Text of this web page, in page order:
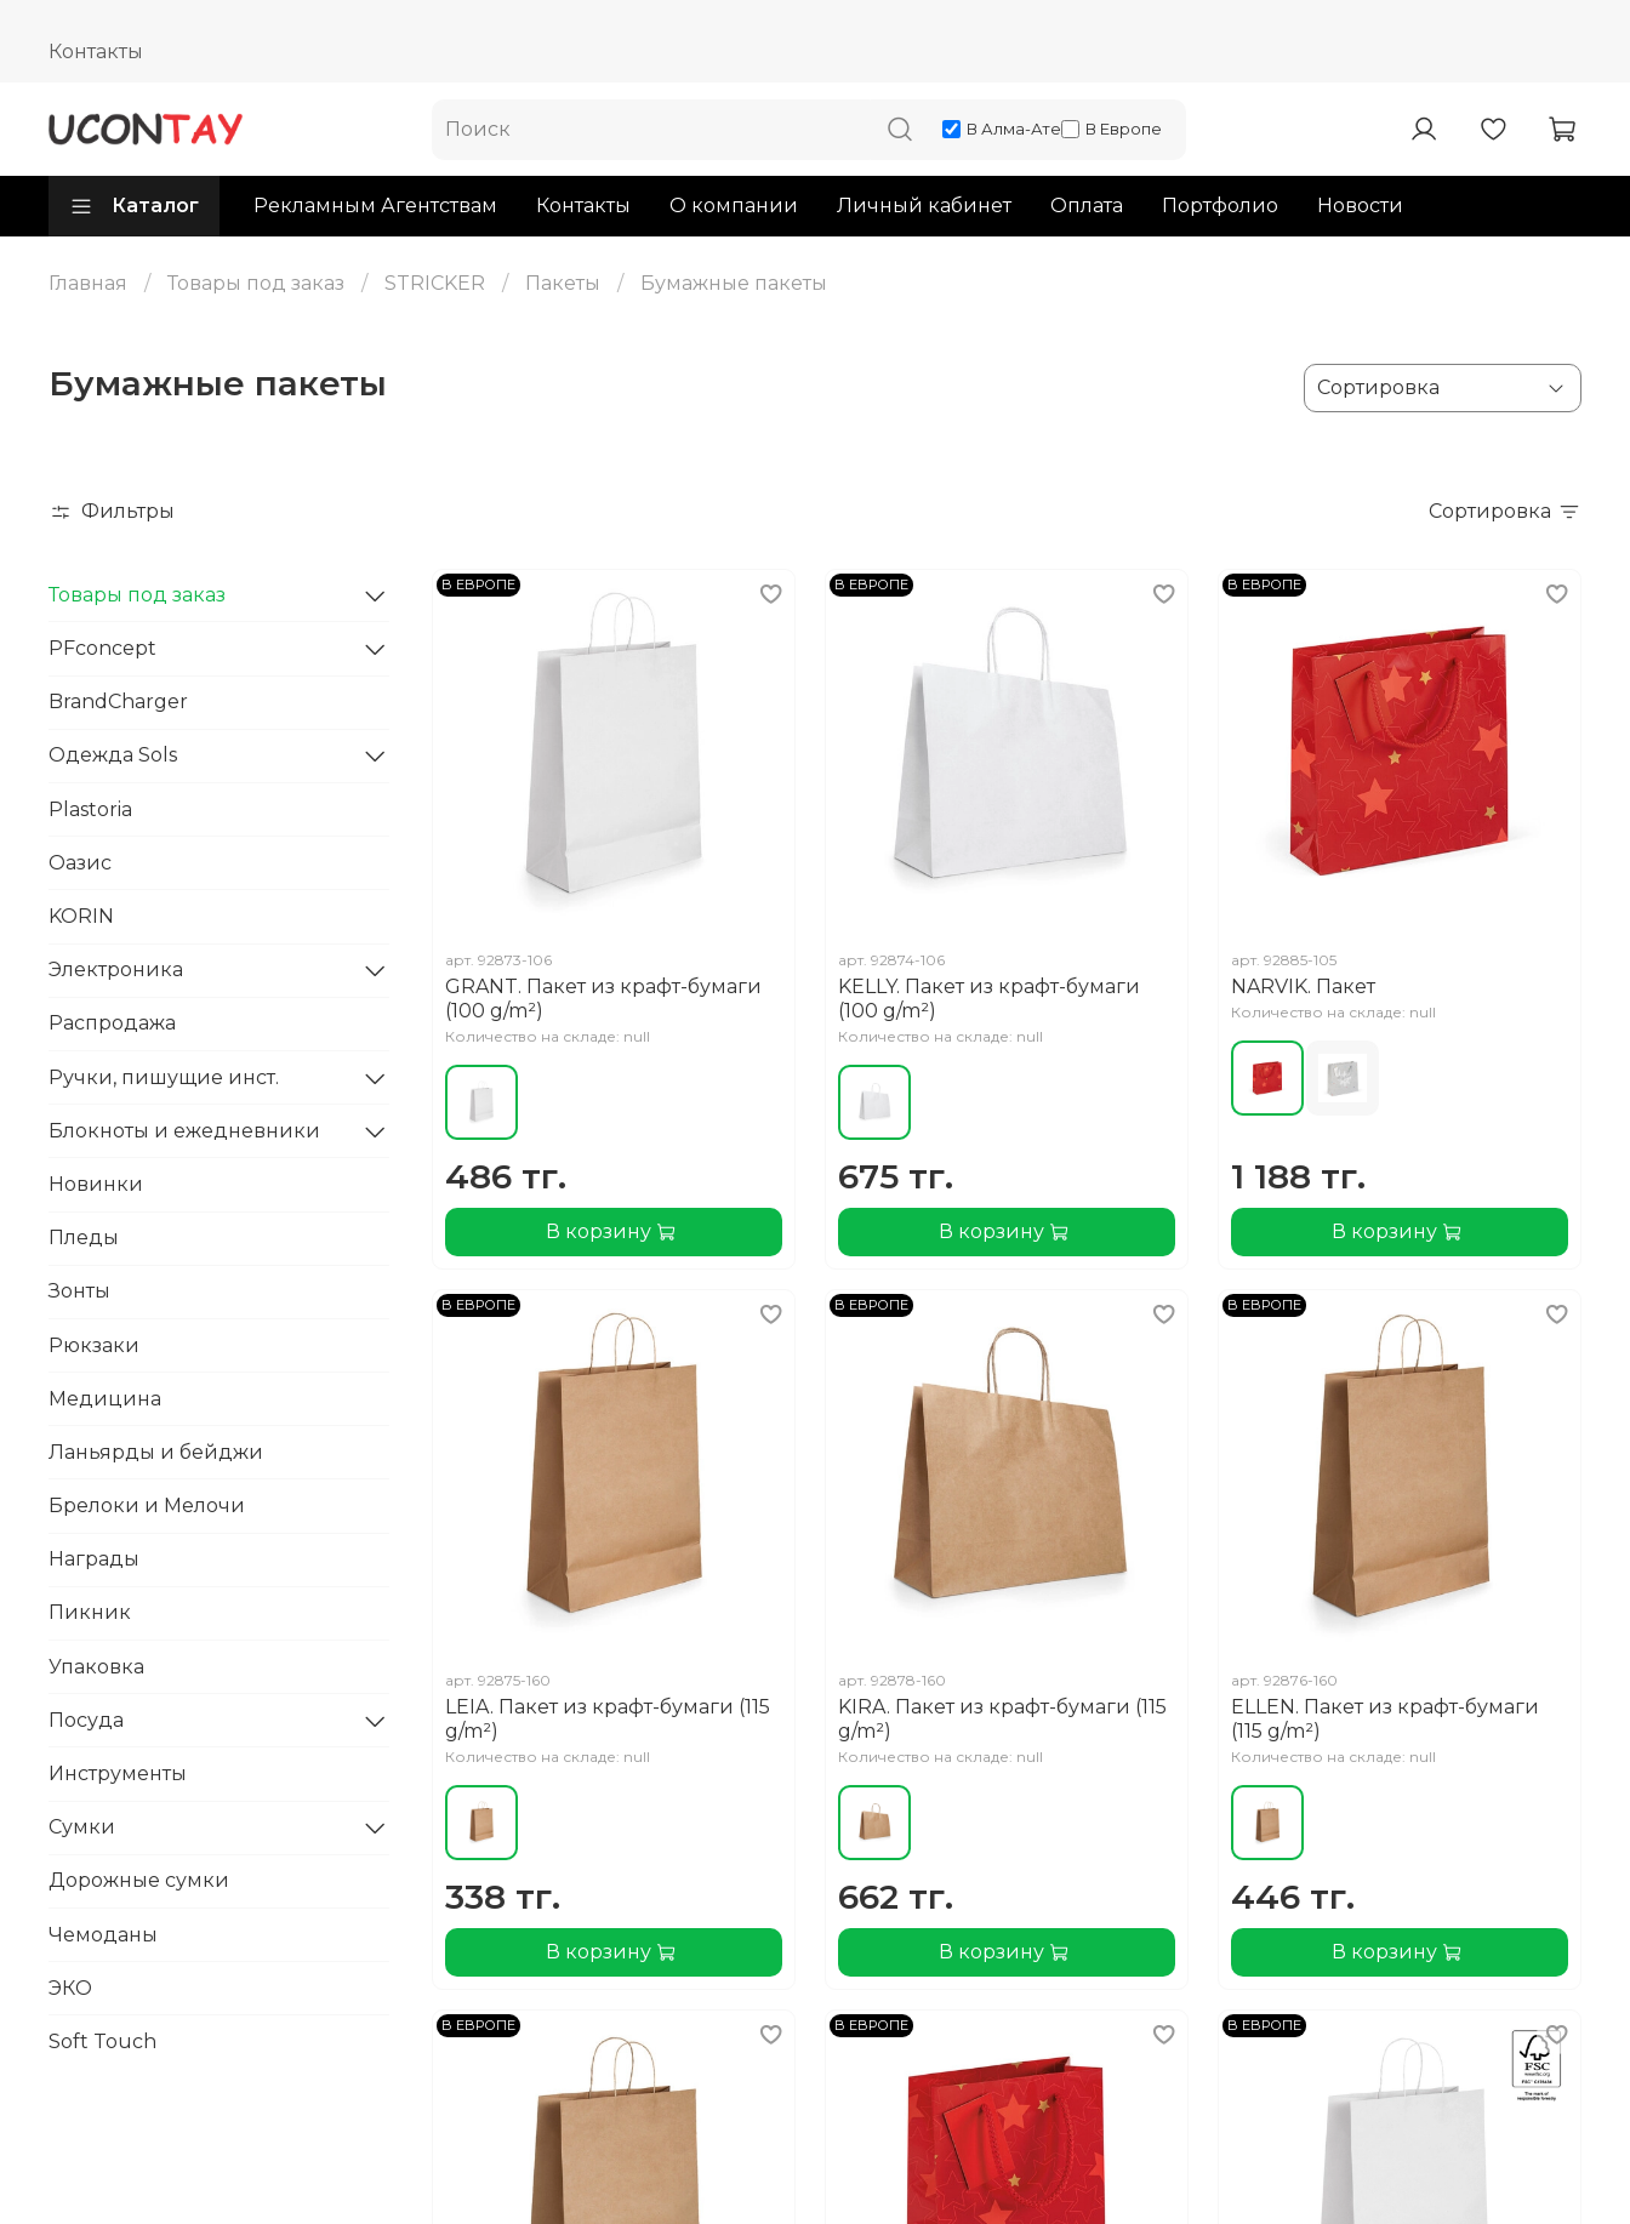
Контакты
В Алма-Ате В Европе
Каталог Рекламным Агентствам Контакты О компании Личный кабинет Оплата Портфолио Новости
Главная Товары под заказ STRICKER Пакеты Бумажные пакеты
Бумажные пакеты
Фильтры Сортировка
В ЕВРОПЕ
арт. 92873-106
GRANT. Пакет из крафт-бумаги
(100 g/m²)
Количество на складе: null
486 тг.
В корзину
В ЕВРОПЕ
арт. 92874-106
KELLY. Пакет из крафт-бумаги
(100 g/m²)
Количество на складе: null
675 тг.
В корзину
В ЕВРОПЕ
арт. 92885-105
NARVIK. Пакет
Количество на складе: null
1 188 тг.
В корзину
В ЕВРОПЕ
арт. 92875-160
LEIA. Пакет из крафт-бумаги (115
g/m²)
Количество на складе: null
338 тг.
В корзину
В ЕВРОПЕ
арт. 92878-160
KIRA. Пакет из крафт-бумаги (115
g/m²)
Количество на складе: null
662 тг.
В корзину
В ЕВРОПЕ
арт. 92876-160
ELLEN. Пакет из крафт-бумаги
(115 g/m²)
Количество на складе: null
446 тг.
В корзину
В ЕВРОПЕ В ЕВРОПЕ В ЕВРОПЕ
Товары под заказ
PFconcept
BrandCharger
Одежда Sols
Plastoria
Оазис
KORIN
Электроника
Распродажа
Ручки, пишущие инст.
Блокноты и ежедневники
Новинки
Пледы
Зонты
Рюкзаки
Медицина
Ланьярды и бейджи
Брелоки и Мелочи
Награды
Пикник
Упаковка
Посуда
Инструменты
Сумки
Дорожные сумки
Чемоданы
ЭКО
Soft Touch